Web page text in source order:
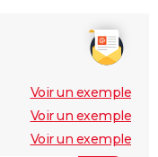
Voir un exemple
Voir un exemple
Voir un exemple